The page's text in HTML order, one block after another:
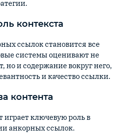
контекста
ссылок становится все
системы оценивают не
но и содержание вокруг него,
и качество ссылки.
контента
играет ключевую роль в
анкорных ссылок.